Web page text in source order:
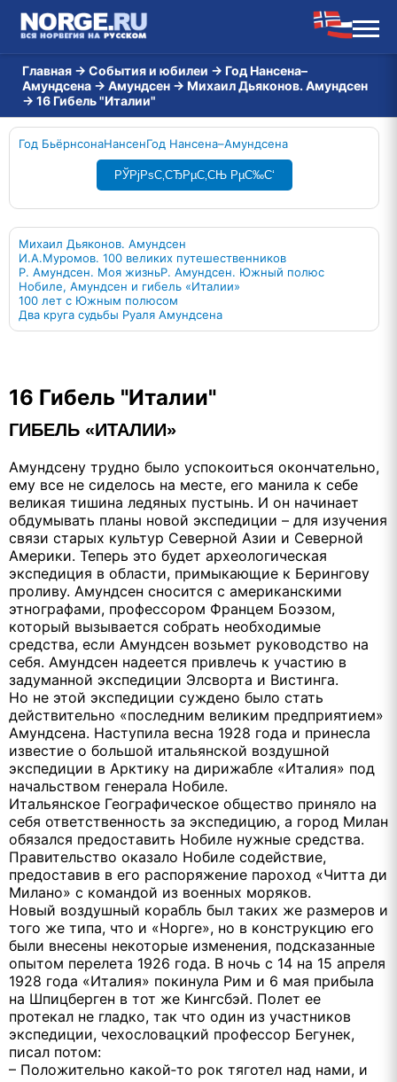
Главная → События и юбилеи → Год Нансена–
Амундсена → Амундсен → Михаил Дьяконов. Амундсен
→ 16 Гибель "Италии"
Год БьёрнсонаНансенГод Нансена–Амундсена
РЎРјРѕС‚СЂРµС‚СЊ РµС‰С‘
Михаил Дьяконов. Амундсен
И.А.Муромов. 100 великих путешественников
Р. Амундсен. Моя жизньР. Амундсен. Южный полюс
Нобиле, Амундсен и гибель «Италии»
100 лет с Южным полюсом
Два круга судьбы Руаля Амундсена
16 Гибель "Италии"
ГИБЕЛЬ «ИТАЛИИ»
Амундсену трудно было успокоиться окончательно,
ему все не сиделось на месте, его манила к себе
великая тишина ледяных пустынь. И он начинает
обдумывать планы новой экспедиции – для изучения
связи старых культур Северной Азии и Северной
Америки. Теперь это будет археологическая
экспедиция в области, примыкающие к Берингову
проливу. Амундсен сносится с американскими
этнографами, профессором Францем Боэзом,
который вызывается собрать необходимые
средства, если Амундсен возьмет руководство на
себя. Амундсен надеется привлечь к участию в
задуманной экспедиции Элсворта и Вистинга.
Но не этой экспедиции суждено было стать
действительно «последним великим предприятием»
Амундсена. Наступила весна 1928 года и принесла
известие о большой итальянской воздушной
экспедиции в Арктику на дирижабле «Италия» под
начальством генерала Нобиле.
Итальянское Географическое общество приняло на
себя ответственность за экспедицию, а город Милан
обязался предоставить Нобиле нужные средства.
Правительство оказало Нобиле содействие,
предоставив в его распоряжение пароход «Читта ди
Милано» с командой из военных моряков.
Новый воздушный корабль был таких же размеров и
того же типа, что и «Норге», но в конструкцию его
были внесены некоторые изменения, подсказанные
опытом перелета 1926 года. В ночь с 14 на 15 апреля
1928 года «Италия» покинула Рим и 6 мая прибыла
на Шпицберген в тот же Кингсбэй. Полет ее
протекал не гладко, так что один из участников
экспедиции, чехословацкий профессор Бегунек,
писал потом:
– Положительно какой‑то рок тяготел над нами, и